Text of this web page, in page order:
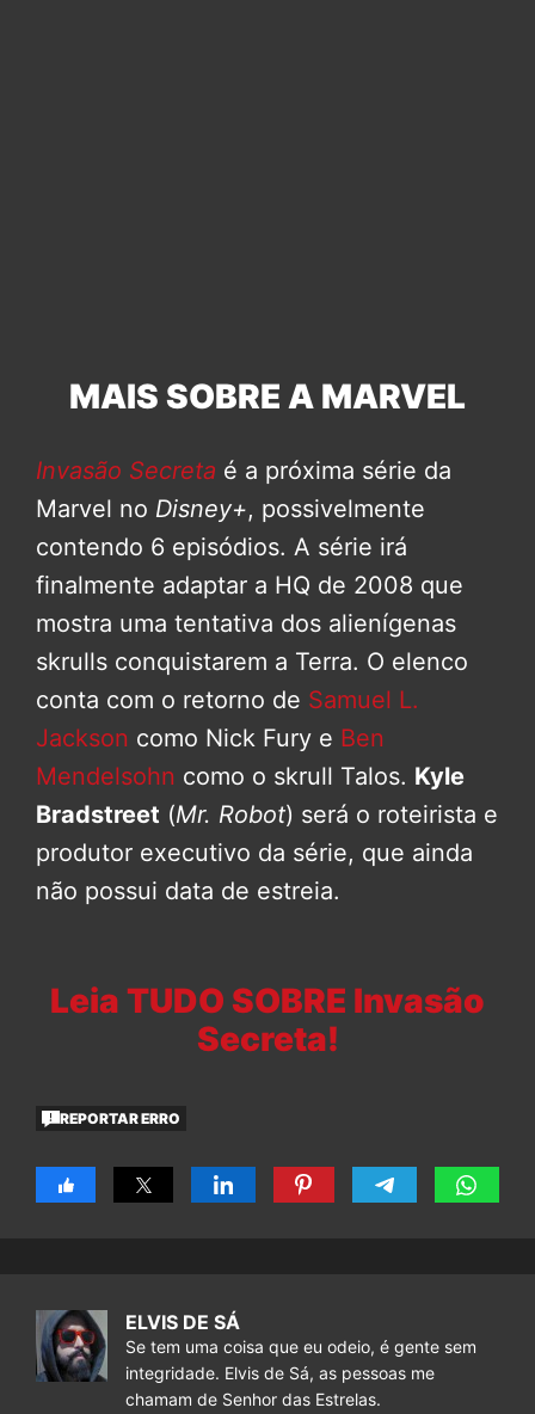
MAIS SOBRE A MARVEL
Invasão Secreta é a próxima série da
Marvel no Disney+, possivelmente
contendo 6 episódios. A série irá
finalmente adaptar a HQ de 2008 que
mostra uma tentativa dos alienígenas
skrulls conquistarem a Terra. O elenco
conta com o retorno de Samuel L.
Jackson como Nick Fury e Ben
Mendelsohn como o skrull Talos. Kyle
Bradstreet (Mr. Robot) será o roteirista e
produtor executivo da série, que ainda
não possui data de estreia.
Leia TUDO SOBRE Invasão
Secreta!
REPORTAR ERRO
ELVIS DE SÁ
Se tem uma coisa que eu odeio, é gente sem
integridade. Elvis de Sá, as pessoas me
chamam de Senhor das Estrelas.